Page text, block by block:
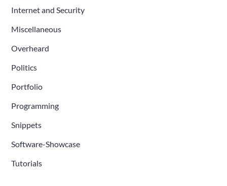
Internet and Security
Miscellaneous
Overheard
Politics
Portfolio
Programming
Snippets
Software-Showcase
Tutorials